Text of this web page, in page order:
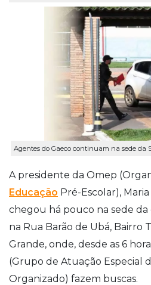
Agentes do Gaeco continuam na sede da
A presidente da Omep
Educação Pré-Escolar),
chegou há pouco na sede da
na Rua Barão de Ubá, Bairro
Grande, onde, desde as 6
(Grupo de Atuação Especial
Organizado) fazem buscas.